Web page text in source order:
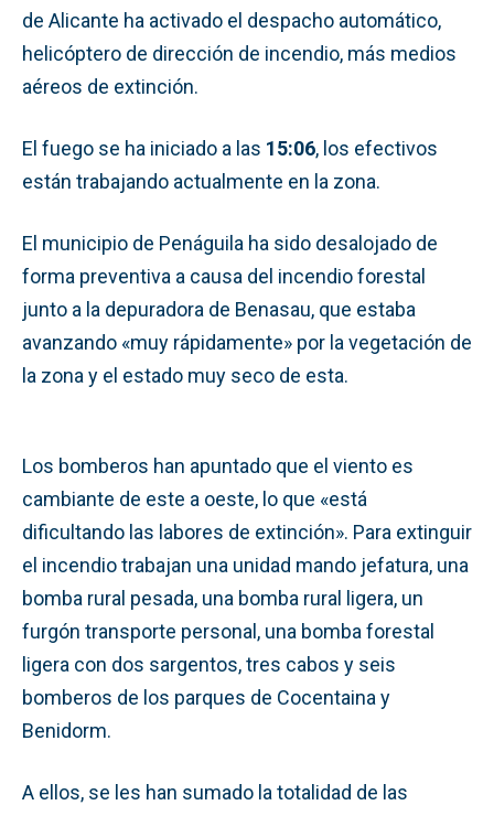
de Alicante ha activado el despacho automático,
helicóptero de dirección de incendio, más medios
aéreos de extinción.
El fuego se ha iniciado a las 15:06, los efectivos
están trabajando actualmente en la zona.
El municipio de Penáguila ha sido desalojado de
forma preventiva a causa del incendio forestal
junto a la depuradora de Benasau, que estaba
avanzando «muy rápidamente» por la vegetación de
la zona y el estado muy seco de esta.
Los bomberos han apuntado que el viento es
cambiante de este a oeste, lo que «está
dificultando las labores de extinción». Para extinguir
el incendio trabajan una unidad mando jefatura, una
bomba rural pesada, una bomba rural ligera, un
furgón transporte personal, una bomba forestal
ligera con dos sargentos, tres cabos y seis
bomberos de los parques de Cocentaina y
Benidorm.
A ellos, se les han sumado la totalidad de las